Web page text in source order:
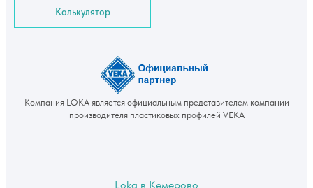
Калькулятор
Компания LOKA является официальным представителем компании
производителя пластиковых профилей VEKA
Loka в Кемерово